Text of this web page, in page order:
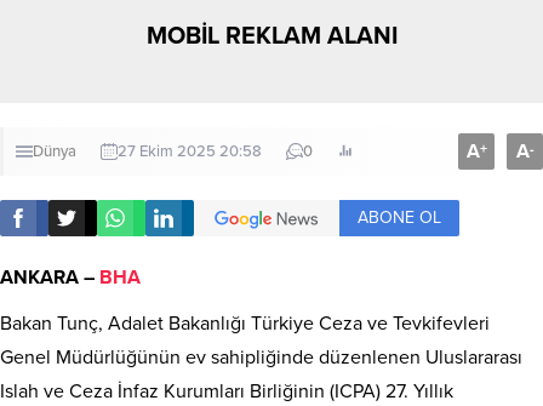
MOBİL REKLAM ALANI
Dünya 27 Ekim 2025 20:58 0 A+ A-
ABONE OL
ANKARA – BHA
Bakan Tunç, Adalet Bakanlığı Türkiye Ceza ve Tevkifevleri
Genel Müdürlüğünün ev sahipliğinde düzenlenen Uluslararası
Islah ve Ceza İnfaz Kurumları Birliğinin (ICPA) 27. Yıllık